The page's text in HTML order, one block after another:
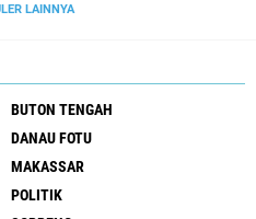
LAINNYA
BUTON TENGAH
DANAU FOTU
MAKASSAR
POLITIK